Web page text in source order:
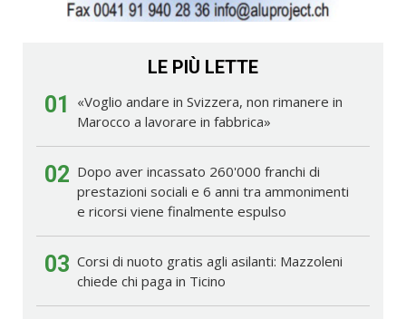
LE PIÙ LETTE
01
«Voglio andare in Svizzera, non rimanere in
Marocco a lavorare in fabbrica»
02 Dopo aver incassato 260'000 franchi di
prestazioni sociali e 6 anni tra ammonimenti
e ricorsi viene finalmente espulso
03 Corsi di nuoto gratis agli asilanti: Mazzoleni
chiede chi paga in Ticino